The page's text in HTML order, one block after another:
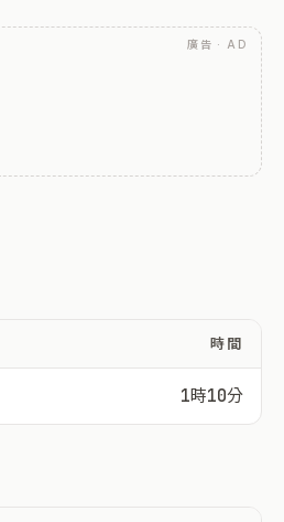
廣告 · AD
時間
1時10分